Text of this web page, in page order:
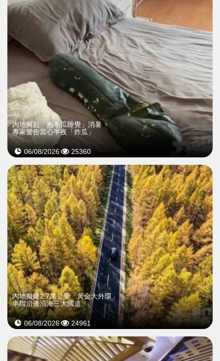
內地興起「抱冬瓜睡覺」消暑
專家警告當心半夜「炸瓜」
06/08/2026 25360
內地擬建2.7萬公里「黃金大外環」
串聯沿邊沿海三大國道
06/08/2026 24961